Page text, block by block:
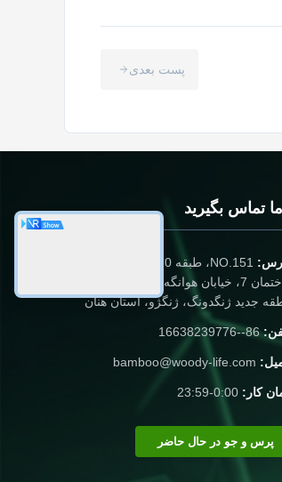
پست بعدی
ما تماس بگیرید
جدید ژنگدونگ، ژنگژو، استان هنان
86--16638239776
bamboo@woody-life.com
کار:
پرس و جو در حال حاضر